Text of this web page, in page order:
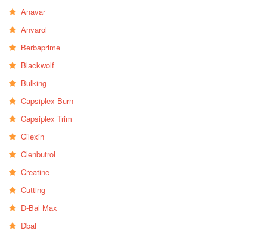
Anavar
Anvarol
Berbaprime
Blackwolf
Bulking
Capsiplex Burn
Capsiplex Trim
Cilexin
Clenbutrol
Creatine
Cutting
D-Bal Max
Dbal